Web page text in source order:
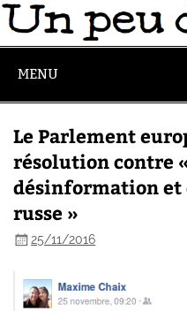
MENU
Le Parlement
résolution contre
désinformation et
russe »
25/11/2016